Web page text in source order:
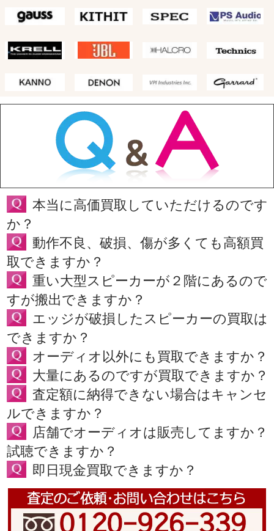
本当に高価買取していただけるのです
か？
動作不良、破損、傷が多くても高額買
取できますか？
重い大型スピーカーが２階にあるので
すが搬出できますか？
エッジが破損したスピーカーの買取は
できますか？
オーディオ以外にも買取できますか？
大量にあるのですが買取できますか？
査定額に納得できない場合はキャンセ
ルできますか？
店舗でオーディオは販売してますか？
試聴できますか？
即日現金買取できますか？